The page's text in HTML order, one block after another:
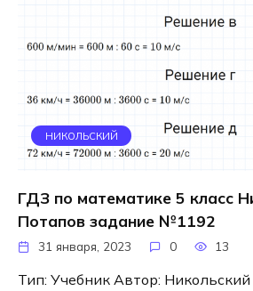
НИКОЛЬСКИЙ
ГДЗ по математике 5 класс
Потапов задание №1192
31 января, 2023 0 13
Тип: Учебник Автор: